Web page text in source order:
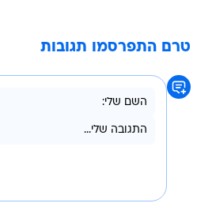
טרם התפרסמו תגובות